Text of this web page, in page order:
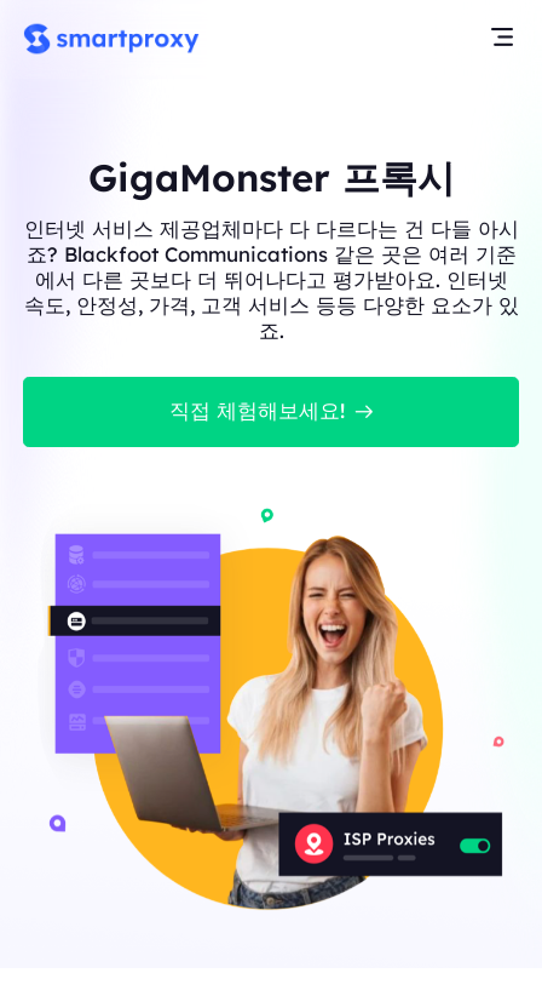
GigaMonster 프록시
인터넷 서비스 제공업체마다 다 다르다는 건 다들 아시
죠? Blackfoot Communications 같은 곳은 여러 기준
에서 다른 곳보다 더 뛰어나다고 평가받아요. 인터넷
속도, 안정성, 가격, 고객 서비스 등등 다양한 요소가 있
죠.
직접 체험해보세요!